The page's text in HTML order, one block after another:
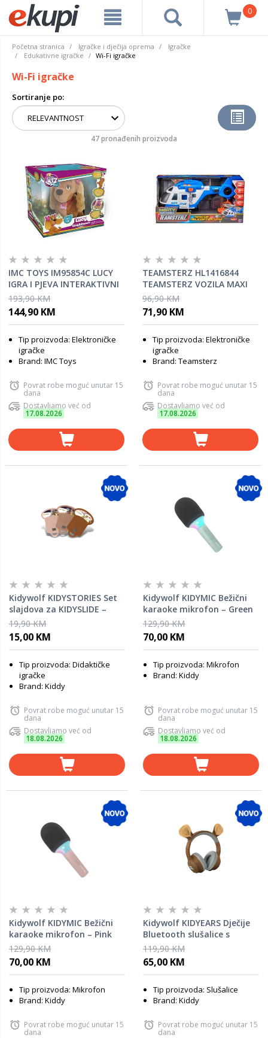
0
Početna stranica Igračke i dječija oprema
Igračke
Edukativne igračke
Wi-Fi igračke
Wi-Fi igračke
Sortiranje po:
47 pronađenih proizvoda
IMC TOYS IM95854C LUCY
IGRA I PJEVA INTERAKTIVNI
PAS HR
193,90 KM
144,90 KM
Tip proizvoda: Elektroničke
igračke
Brand: IMC Toys
Povrat robe moguć unutar 15
dana
Dostavljamo već od
17.08.2026
TEAMSTERZ HL1416844
TEAMSTERZ VOZILA MAXI
LS HELIKOPTER
96,90 KM
71,90 KM
Tip proizvoda: Elektroničke
igračke
Brand: Teamsterz
Povrat robe moguć unutar 15
dana
Dostavljamo već od
17.08.2026
Kidywolf KIDYSTORIES Set
slajdova za KIDYSLIDE –
History
19,90 KM
15,00 KM
Tip proizvoda: Didaktičke
igračke
Brand: Kiddy
Povrat robe moguć unutar 15
dana
Dostavljamo već od
18.08.2026
Kidywolf KIDYMIC Bežični
karaoke mikrofon – Green
129,90 KM
70,00 KM
Tip proizvoda: Mikrofon
Brand: Kiddy
Povrat robe moguć unutar 15
dana
Dostavljamo već od
18.08.2026
Kidywolf KIDYMIC Bežični
karaoke mikrofon – Pink
129,90 KM
70,00 KM
Tip proizvoda: Mikrofon
Brand: Kiddy
Povrat robe moguć unutar 15
dana
Kidywolf KIDYEARS Dječije
Bluetooth slušalice s
motivom 85 dB – Bear
119,90 KM
65,00 KM
Tip proizvoda: Slušalice
Brand: Kiddy
Povrat robe moguć unutar 15
dana